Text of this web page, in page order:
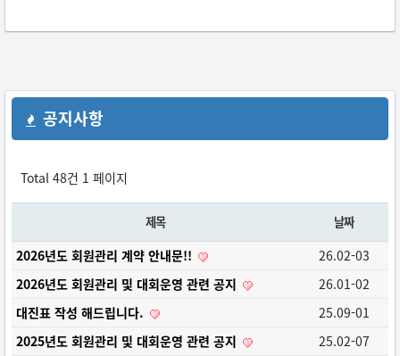
공지사항
Total 48건 1 페이지
제목 날짜
2026년도 회원관리 계약 안내문!!
26.02-03
2026년도 회원관리 및 대회운영 관련 공지
26.01-02
대진표 작성 해드립니다.
25.09-01
2025년도 회원관리 및 대회운영 관련 공지
25.02-07